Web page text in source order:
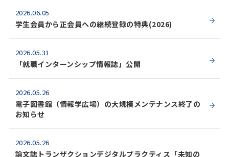
2026.06.05
学生会員から正会員への継続登録の特典(2026)
2026.05.31
「就職インターンシップ情報誌」公開
2026.05.26
電子図書館（情報学広場）の大規模メンテナンス終了の
お知らせ
2026.05.26
論文誌トランザクションデジタルプラクティス「未知の